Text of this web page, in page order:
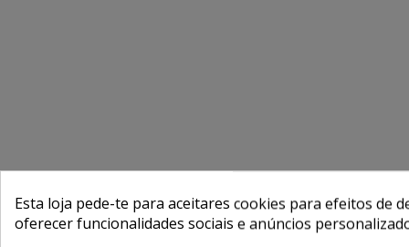
Esta loja pede-te para aceitares cookies para efeitos de
oferecer funcionalidades sociais e anúncios